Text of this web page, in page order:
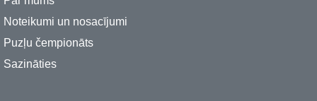
Noteikumi un nosacījumi
Puzļu čempionāts
Sazināties